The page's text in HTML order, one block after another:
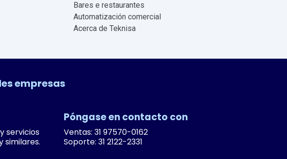
Bares e restaurantes
Automatización comercial
Acerca de Teknisa
empresas
servicios
similares.
Póngase en contacto con
Ventas: 31 97570-0162
Soporte: 31 2122-2331